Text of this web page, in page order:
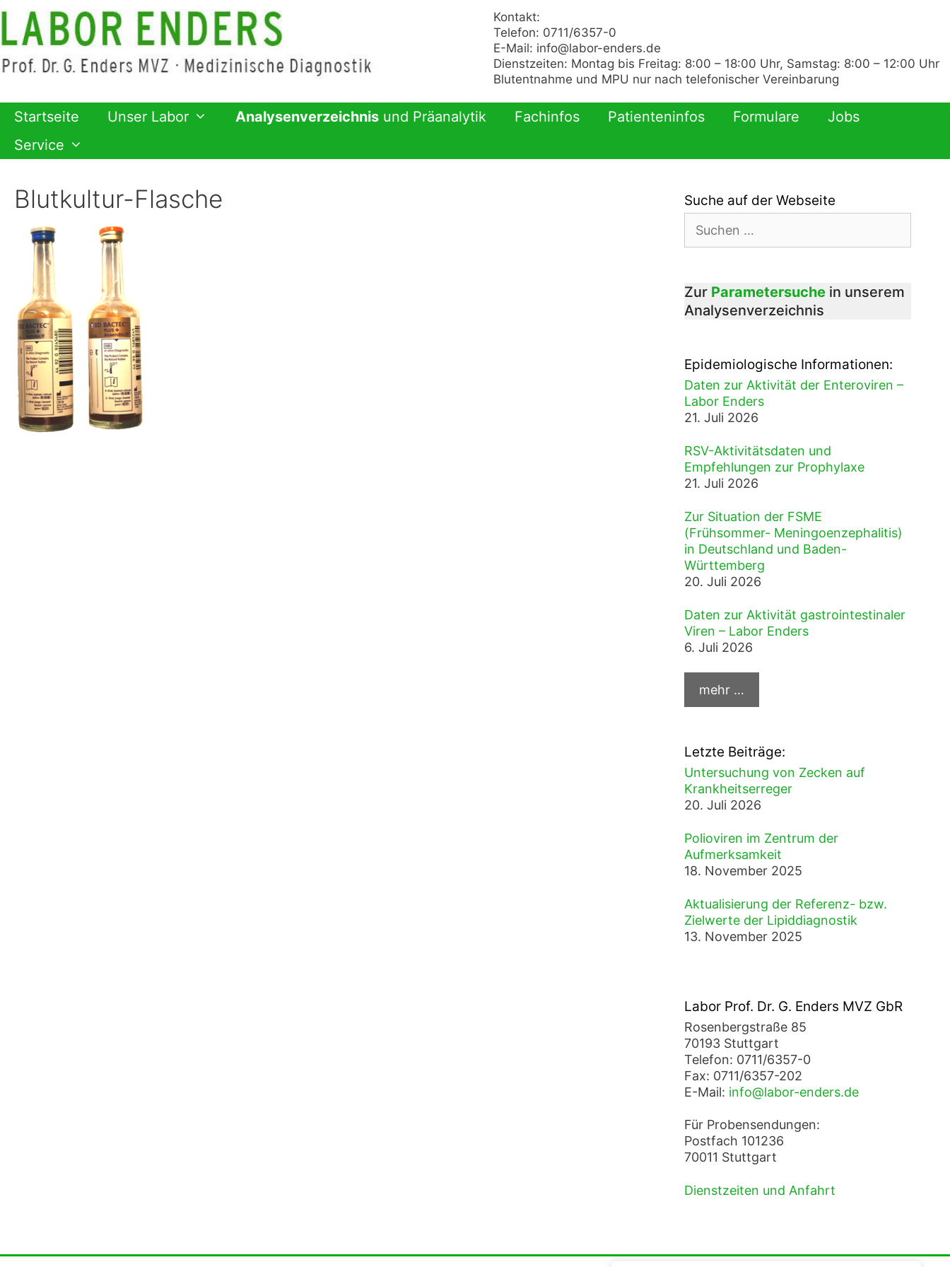
Zum
Inhalt
springen
Kontakt:
Telefon: 0711/6357-0
E-Mail: info@labor-enders.de
Dienstzeiten: Montag bis Freitag: 8:00 – 18:00 Uhr, Samstag: 8:00 – 12:00 Uhr
Blutentnahme und MPU nur nach telefonischer Vereinbarung
Startseite Unser Labor Analysenverzeichnis und Präanalytik Fachinfos Patienteninfos Formulare
Jobs
Service
Blutkultur-Flasche Suche auf der Webseite
nach:
Zur Parametersuchein unserem
Analysenverzeichnis
Epidemiologische Informationen:
Daten zur Aktivität der Enteroviren –
Labor Enders
21. Juli 2026
RSV-Aktivitätsdaten und
Empfehlungen zur Prophylaxe
21. Juli 2026
Zur Situation der FSME
(Frühsommer- Meningoenzephalitis)
in Deutschland und Baden-
Württemberg
20. Juli 2026
Daten zur Aktivität gastrointestinaler
Viren – Labor Enders
6. Juli 2026
Letzte Beiträge:
Untersuchung von Zecken auf
Krankheitserreger
20. Juli 2026
Polioviren im Zentrum der
Aufmerksamkeit
18. November 2025
Aktualisierung der Referenz- bzw.
Zielwerte der Lipiddiagnostik
13. November 2025
Labor Prof. Dr. G. Enders MVZ GbR
Rosenbergstraße 85
70193 Stuttgart
Telefon: 0711/6357-0
Fax: 0711/6357-202
E-Mail: info@labor-enders.de
Für Probensendungen:
Postfach 101236
70011 Stuttgart
Dienstzeiten und Anfahrt